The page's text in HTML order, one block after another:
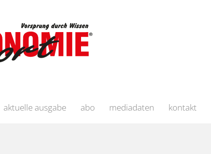
aktuelle ausgabe abo mediadaten kontakt